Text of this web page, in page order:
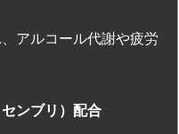
アルコール代謝や疲労
ンブリ）配合